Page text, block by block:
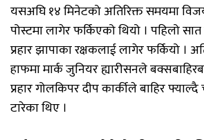
यसअघि १४ मिनेटको अतिरिक्त समयमा
पोस्टमा लागेर फर्किएको थियो । पहिलो
प्रहार झापाका रक्षकलाई लागेर फर्कियो ।
हाफमा मार्क जुनियर ह्यारीसनले
प्रहार गोलकिपर दीप कार्कीले बाहिर
टारेका थिए ।